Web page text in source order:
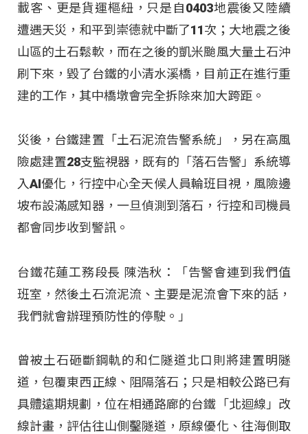
載客、更是貨運樞紐，只是自0403地震後又陸續
遭遇天災，和平到崇德就中斷了11次；大地震之後
山區的土石鬆軟，而在之後的凱米颱風大量土石沖
刷下來，毀了台鐵的小清水溪橋，目前正在進行重
建的工作，其中橋墩會完全拆除來加大跨距。
災後，台鐵建置「土石泥流告警系統」，另在高風
險處建置28支監視器，既有的「落石告警」系統導
入AI優化，行控中心全天候人員輪班目視，風險邊
坡布設滿感知器，一旦偵測到落石，行控和司機員
都會同步收到警訊。
台鐵花蓮工務段長 陳浩秋：「告警會連到我們值
班室，然後土石流泥流、主要是泥流會下來的話，
我們就會辦理預防性的停駛。」
曾被土石砸斷鋼軌的和仁隧道北口則將建置明隧
道，包覆東西正線、阻隔落石；只是相較公路已有
具體遠期規劃，位在相通路廊的台鐵「北迴線」改
線計畫，評估往山側鑿隧道，原線優化、往海側取